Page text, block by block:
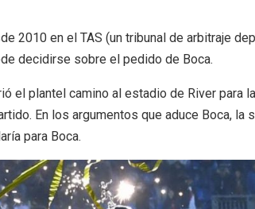
2010 en el TAS (un tribunal de arbitraje
decidirse sobre el pedido de Boca.
el plantel camino al estadio de River para
En los argumentos que aduce Boca, la
para Boca.